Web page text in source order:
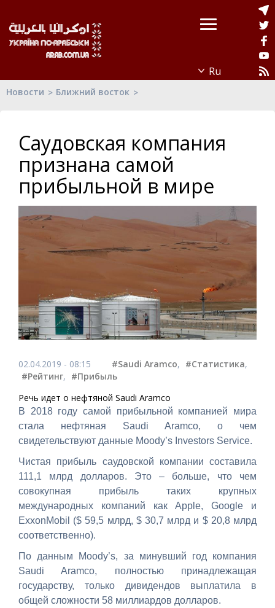
Новости Ближний восток
Саудовская компания
признана самой
прибыльной в мире
02.04.2019 - 08:15 #Saudi Aramco, #Статистика,
#Рейтинг, #Прибыль
Речь идет о нефтяной Saudi Aramco
В 2018 году самой прибыльной компанией мира
стала нефтяная Saudi Aramco, о чем
свидетельствуют данные Moody’s Investors Service.
Чистая прибыль саудовской компании составила
111,1 млрд долларов. Это – больше, что чем
совокупная прибыль таких крупных
международных компаний как Apple, Google и
ExxonMobil ($ 59,5 млрд, $ 30,7 млрд и $ 20,8 млрд
соответственно).
По данным Moody’s, за минувший год компания
Saudi Aramco, полностью принадлежащая
государству, только дивидендов выплатила в
общей сложности 58 миллиардов долларов.